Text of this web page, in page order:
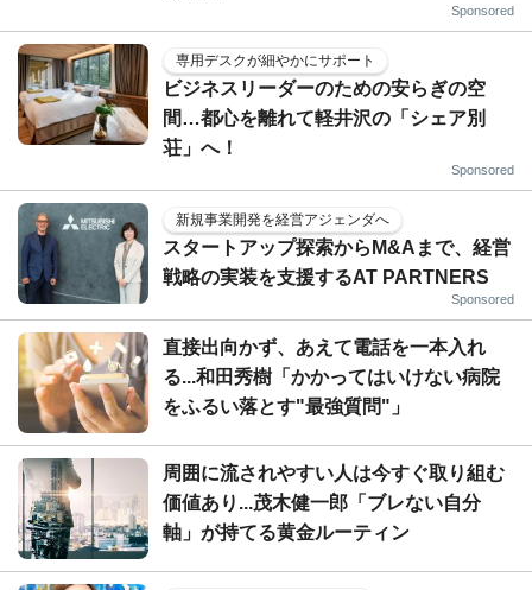
Sponsored
専用デスクが細やかにサポート
ビジネスリーダーのための安らぎの空
間…都心を離れて軽井沢の「シェア別
荘」へ！
Sponsored
新規事業開発を経営アジェンダへ
スタートアップ探索からM&Aまで、経営
戦略の実装を支援するAT PARTNERS
Sponsored
直接出向かず、あえて電話を一本入れ
る...和田秀樹「かかってはいけない病院
をふるい落とす"最強質問"」
周囲に流されやすい人は今すぐ取り組む
価値あり...茂木健一郎「ブレない自分
軸」が持てる黄金ルーティン